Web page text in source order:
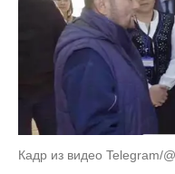
Кадр из видео Telegram/